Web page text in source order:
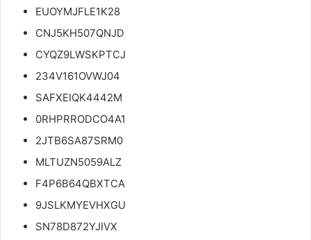
EUOYMJFLE1K28
CNJ5KH507QNJD
CYQZ9LWSKPTCJ
234V161OVWJ04
SAFXEIQK4442M
0RHPRRODCO4A1
2JTB6SA87SRM0
MLTUZN5059ALZ
F4P6B64QBXTCA
9JSLKMYEVHXGU
SN78D872YJIVX